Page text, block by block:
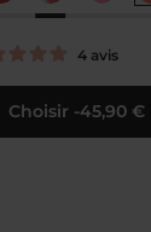
4 avis
Choisir 45,90 €